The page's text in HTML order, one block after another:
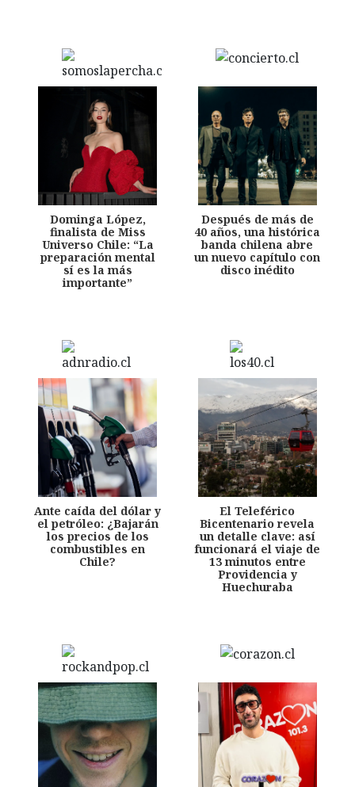
Dominga López,
finalista de Miss
Universo Chile: “La
preparación mental
sí es la más
importante”
Después de más de
40 años, una histórica
banda chilena abre
un nuevo capítulo con
disco inédito
Ante caída del dólar y
el petróleo: ¿Bajarán
los precios de los
combustibles en
Chile?
El Teleférico
Bicentenario revela
un detalle clave: así
funcionará el viaje de
13 minutos entre
Providencia y
Huechuraba